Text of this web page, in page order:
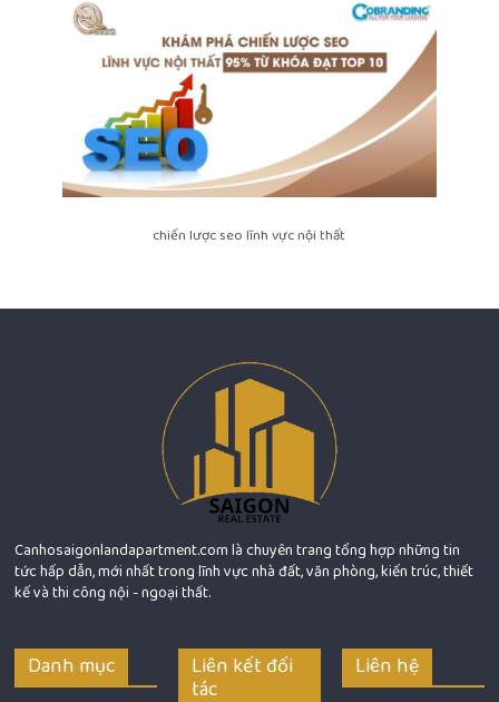
chiến lược seo lĩnh vực nội thất
Canhosaigonlandapartment.com là chuyên trang tổng hợp những tin
tức hấp dẫn, mới nhất trong lĩnh vực nhà đất, văn phòng, kiến trúc, thiết
kế và thi công nội - ngoại thất.
Danh mục Liên kết đối
tác
Liên hệ